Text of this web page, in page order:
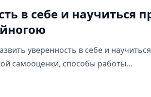
в себе и научиться
уверенность в себе и
самооценки, способы работы...